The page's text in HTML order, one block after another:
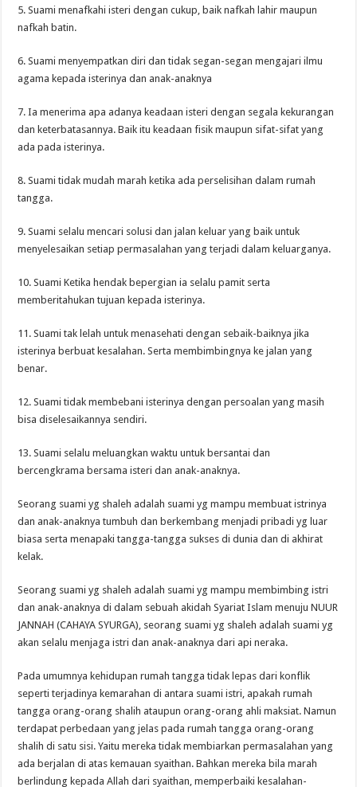
5. Suami menafkahi isteri dengan cukup, baik nafkah lahir maupun
nafkah batin.
6. Suami menyempatkan diri dan tidak segan-segan mengajari ilmu
agama kepada isterinya dan anak-anaknya
7. Ia menerima apa adanya keadaan isteri dengan segala kekurangan
dan keterbatasannya. Baik itu keadaan fisik maupun sifat-sifat yang
ada pada isterinya.
8. Suami tidak mudah marah ketika ada perselisihan dalam rumah
tangga.
9. Suami selalu mencari solusi dan jalan keluar yang baik untuk
menyelesaikan setiap permasalahan yang terjadi dalam keluarganya.
10. Suami Ketika hendak bepergian ia selalu pamit serta
memberitahukan tujuan kepada isterinya.
11. Suami tak lelah untuk menasehati dengan sebaik-baiknya jika
isterinya berbuat kesalahan. Serta membimbingnya ke jalan yang
benar.
12. Suami tidak membebani isterinya dengan persoalan yang masih
bisa diselesaikannya sendiri.
13. Suami selalu meluangkan waktu untuk bersantai dan
bercengkrama bersama isteri dan anak-anaknya.
Seorang suami yg shaleh adalah suami yg mampu membuat istrinya
dan anak-anaknya tumbuh dan berkembang menjadi pribadi yg luar
biasa serta menapaki tangga-tangga sukses di dunia dan di akhirat
kelak.
Seorang suami yg shaleh adalah suami yg mampu membimbing istri
dan anak-anaknya di dalam sebuah akidah Syariat Islam menuju NUUR
JANNAH (CAHAYA SYURGA), seorang suami yg shaleh adalah suami yg
akan selalu menjaga istri dan anak-anaknya dari api neraka.
Pada umumnya kehidupan rumah tangga tidak lepas dari konflik
seperti terjadinya kemarahan di antara suami istri, apakah rumah
tangga orang-orang shalih ataupun orang-orang ahli maksiat. Namun
terdapat perbedaan yang jelas pada rumah tangga orang-orang
shalih di satu sisi. Yaitu mereka tidak membiarkan permasalahan yang
ada berjalan di atas kemauan syaithan. Bahkan mereka bila marah
berlindung kepada Allah dari syaithan, memperbaiki kesalahan-